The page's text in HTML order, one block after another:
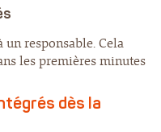
un responsable. Cela
les premières minutes
dès la